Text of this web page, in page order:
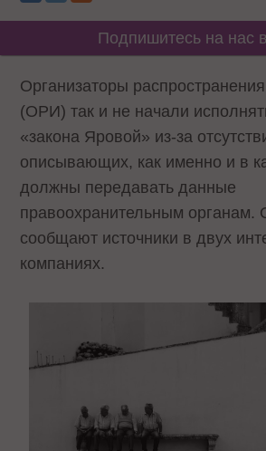
Подпишитесь на нас
Организаторы
(ОРИ) так и не начали
«закона Яровой» из-за
описывающих, как именно и в
должны передавать данные
правоохранительным органам.
сообщают источники в двух
компаниях.